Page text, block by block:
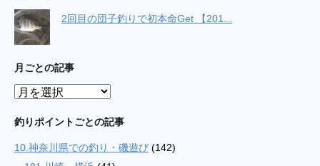
2回目の団子釣りで初本命Get 【201...
月ごとの記事
月
と
記
釣りポイントごとの記事
10.神奈川県での釣り・磯遊び (142)